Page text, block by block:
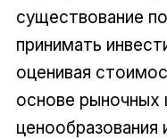
существование
принимать
оценивая
основе